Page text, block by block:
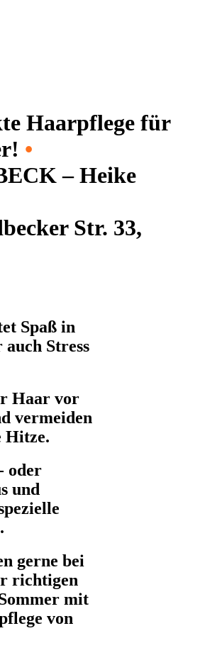
Haarpflege für
•
– Heike
Str. 33,
Spaß in
auch Stress
Haar vor
vermeiden
Hitze.
oder
und
gerne bei
richtigen
mit
von